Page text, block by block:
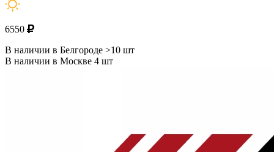
6550
В наличии в Белгороде >10 шт
В наличии в Москве 4 шт